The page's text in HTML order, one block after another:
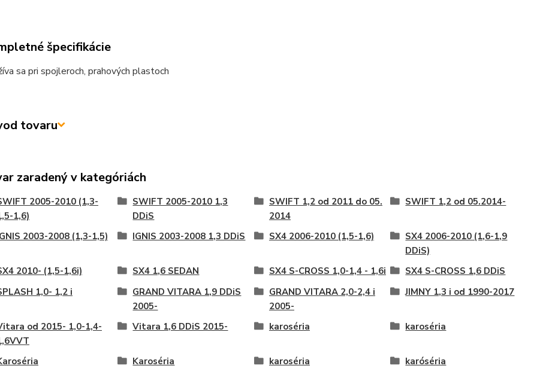
špecifikácie
sa pri spojleroch, prahových plastoch
tovaru
zaradený v kategóriách
2005-2010 (1,3-
1,6)
SWIFT 2005-2010 1,3
DDiS
SWIFT 1,2 od 2011 do 05.
2014
SWIFT 1,2 od 05.2014-
2003-2008 (1,3-1,5) IGNIS 2003-2008 1,3 DDiS SX4 2006-2010 (1,5-1,6)
SX4 2006-2010 (1,6-1,9
DDiS)
2010- (1,5-1,6i)
SX4 1,6 SEDAN SX4 S-CROSS 1,0-1,4 - 1,6i
SX4 S-CROSS 1,6 DDiS
1,0- 1,2 i
GRAND VITARA 1,9 DDiS
2005-
GRAND VITARA 2,0-2,4 i
2005-
JIMNY 1,3 i od 1990-2017
od 2015- 1,0-1,4-
Vitara 1,6 DDiS 2015- karoséria karoséria
Karoséria karoséria
karóséria